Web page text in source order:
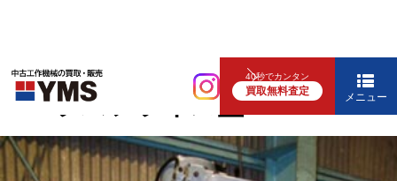
40秒でカンタン
買取無料査定 メニュー
汎用フライス盤
#1.5ラムフライス盤